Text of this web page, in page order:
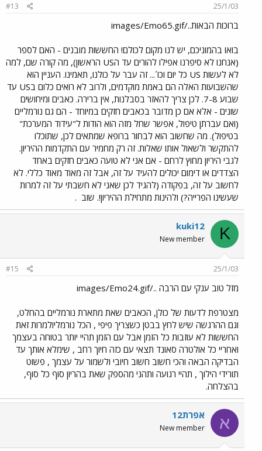
25/1/03
#13
ברוכות הבאות../images/Emo65.gif
בואו בהמוניכם, יש לנו מקום לכולם! החששות מובנים - האם לספר
(אנחנו לא סיפרנו אפילו להורים עד הUS הראשון), מה קורה שם, למה
לא לעשות US כל יום וכו´... זה עבר על כולנו, תאמינו. העניין הוא
שהשבועות האלה הם באמת מוקדמים, ולרוב לא רואים כלום בUS עד
שבוע 7-8. לכן צריך להאזר בסבלנות, אין ברירה. כאבים ומיחושים
שונים - אלא אם כן מדובר בכאבים חזקים במיוחד - הם גם נורמליים
(ואם עברתן טיפול, אפשר שחל מזה הוא הודות ל"עידוד המערכת"
בטיפול). מה שחשוב הוא לבחור ברופא שמתאים לכן, שתוכלו
להתקשר ולשאול אותו שאלות. זה רק מחמיר עם התקדמות ההיריון.
לגבי היריון מחוץ לרחם - אם אני לא טועה כאבים חזקים באחד
הצדדים או דימום יכולים להעיד על זה, אבל זה מאוד מאוד כללי. לא
לחשוב על זה, בפקודה (להגיד לכן שאני לא חשבתי על זה למרות
שעשינו הפרייה?) ולהינות מתחילת ההיריון!. שוב .
K
kuki12
New member
25/1/03
#15
מזל טוב ענקי עם הרבה ../images/Emo24.gif
מצטרפת לדעות של כולן, הכאבים שאת מתארת נורמליים בהחלט,
וגם ההרגשה שיש לחץ בבטן כשצריך פיפי , הכל נורמליולמרות זאת
החששות לא עוזבות כל הזמן אבל עם הזמן תהיי יותר בטוחה בעצמך
ואחריי כל אולטרה סאונד תצאי עם כזה חיוך רחב , שימלא אותך עד
הבדיקה הבאה והכי חשוב חשוב חיובי ולשמור על עצמך , פשוט
תורידי הילוך , תהיי רגועה ותהני מהספק שאת בהריון סוף כל סוף,
בהצלחה.
א אפרת12
New member